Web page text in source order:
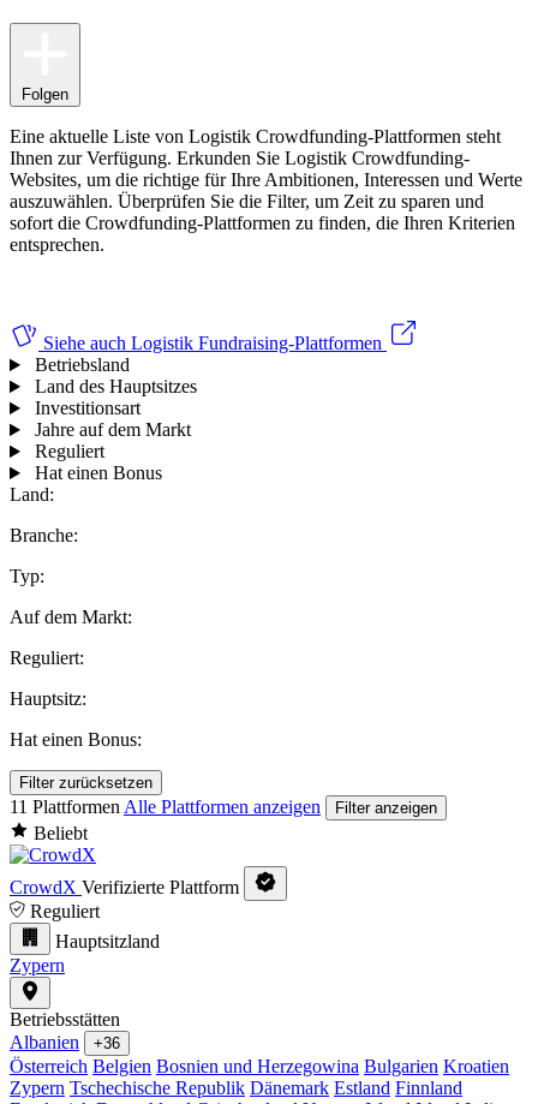
Folgen
Eine aktuelle Liste von Logistik Crowdfunding-Plattformen steht
Ihnen zur Verfügung. Erkunden Sie Logistik Crowdfunding-
Websites, um die richtige für Ihre Ambitionen, Interessen und Werte
auszuwählen. Überprüfen Sie die Filter, um Zeit zu sparen und
sofort die Crowdfunding-Plattformen zu finden, die Ihren Kriterien
entsprechen.
Siehe auch Logistik Fundraising-Plattformen
Betriebsland
Land des Hauptsitzes
Investitionsart
Jahre auf dem Markt
Reguliert
Hat einen Bonus
Land:
Branche:
Typ:
Auf dem Markt:
Reguliert:
Hauptsitz:
Hat einen Bonus:
Filter zurücksetzen
11 Plattformen Alle Plattformen anzeigen Filter anzeigen
Beliebt
CrowdX Verifizierte Plattform
Reguliert
Hauptsitzland
Zypern
Betriebsstätten
Albanien
+36
Österreich Belgien Bosnien und Herzegowina Bulgarien Kroatien
Zypern Tschechische Republik Dänemark Estland Finnland